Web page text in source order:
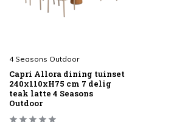
4 Seasons Outdoor
Capri Allora dining tuinset
240x110xH75 cm 7 delig
teak latte 4 Seasons
Outdoor